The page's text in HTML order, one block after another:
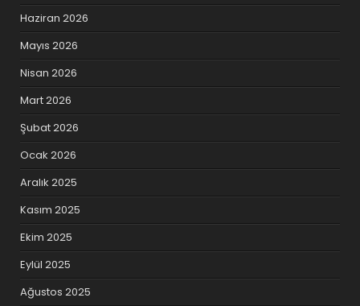
Haziran 2026
Mayıs 2026
Nisan 2026
Mart 2026
Şubat 2026
Ocak 2026
Aralık 2025
Kasım 2025
Ekim 2025
Eylül 2025
Ağustos 2025